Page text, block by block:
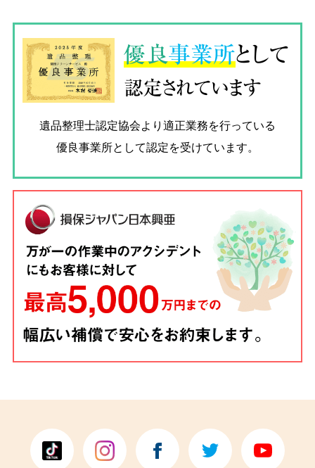
優良事業所として
認定されています
遺品整理士認定協会より適正業務を行っている
優良事業所として認定を受けています。